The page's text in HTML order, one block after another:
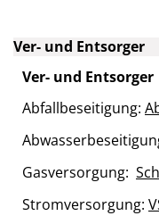
Ver- und Entsorger
Ver- und Entsorger
Abfallbeseitigung:
Gasversorgung:
Stromversorgung: